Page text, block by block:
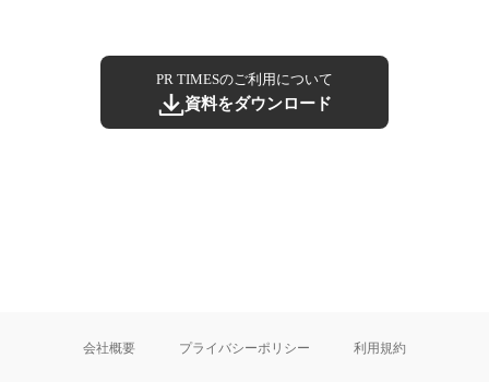
PR TIMESのご利用について
資料をダウンロード
会社概要 プライバシーポリシー 利用規約